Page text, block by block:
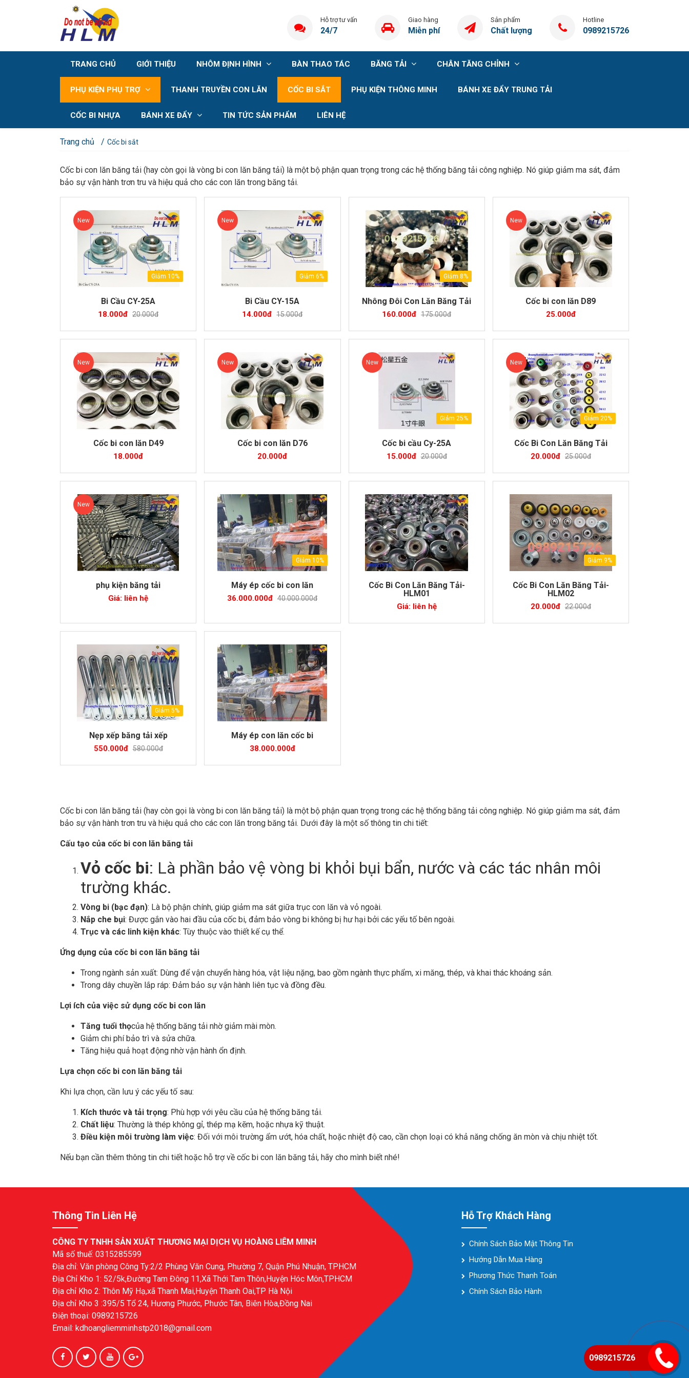
Hỗ trợ tư vấn
24/7
Giao hàng
Miễn phí
Sản phẩm
Chất lượng
Hotline
0989215726
TRANG CHỦ GIỚI THIỆU NHÔM ĐỊNH HÌNH BÀN THAO TÁC BĂNG TẢI CHÂN TĂNG CHỈNH
PHỤ KIỆN PHỤ TRỢ THANH TRUYỀN CON LĂN CỐC BI SẮT PHỤ KIỆN THÔNG MINH BÁNH XE ĐẨY TRUNG TẢI
CỐC BI NHỰA BÁNH XE ĐẨY TIN TỨC SẢN PHẨM LIÊN HỆ
Trang chủ Cốc bi sắt
Cốc bi con lăn băng tải (hay còn gọi là vòng bi con lăn băng tải) là một bộ phận quan trọng trong các hệ thống băng tải công nghiệp. Nó giúp giảm ma sát, đảm
bảo sự vận hành trơn tru và hiệu quả cho các con lăn trong băng tải.
Giảm 10%
New
Bi Cầu CY-25A
18.000đ 20.000đ
Giảm 6%
New
Bi Cầu CY-15A
14.000đ 15.000đ
Giảm 8%
Nhông Đôi Con Lăn Băng Tải
160.000đ 175.000đ
New
Cốc bi con lăn D89
25.000đ
New
Cốc bi con lăn D49
18.000đ
New
Cốc bi con lăn D76
20.000đ
Giảm 25%
New
Cốc bi cầu Cy-25A
15.000đ 20.000đ
Giảm 20%
New
Cốc Bi Con Lăn Băng Tải
20.000đ 25.000đ
New
phụ kiện băng tải
Giá: liên hệ
Giảm 10%
Máy ép cốc bi con lăn
36.000.000đ 40.000.000đ
Cốc Bi Con Lăn Băng Tải-
HLM01
Giá: liên hệ
Giảm 9%
Cốc Bi Con Lăn Băng Tải-
HLM02
20.000đ 22.000đ
Giảm 5%
Nẹp xếp băng tải xếp
550.000đ 580.000đ
Máy ép con lăn cốc bi
38.000.000đ
Cốc bi con lăn băng tải (hay còn gọi là vòng bi con lăn băng tải) là một bộ phận quan trọng trong các hệ thống băng tải công nghiệp. Nó giúp giảm ma sát, đảm
bảo sự vận hành trơn tru và hiệu quả cho các con lăn trong băng tải. Dưới đây là một số thông tin chi tiết:
Cấu tạo của cốc bi con lăn băng tải
Vỏ cốc bi: Là phần bảo vệ vòng bi khỏi bụi bẩn, nước và các tác nhân môi
trường khác.
Vòng bi (bạc đạn): Là bộ phận chính, giúp giảm ma sát giữa trục con lăn và vỏ ngoài.
Nắp che bụi: Được gắn vào hai đầu của cốc bi, đảm bảo vòng bi không bị hư hại bởi các yếu tố bên ngoài.
Trục và các linh kiện khác: Tùy thuộc vào thiết kế cụ thể.
Ứng dụng của cốc bi con lăn băng tải
Trong ngành sản xuất: Dùng để vận chuyển hàng hóa, vật liệu nặng, bao gồm ngành thực phẩm, xi măng, thép, và khai thác khoáng sản.
Trong dây chuyền lắp ráp: Đảm bảo sự vận hành liên tục và đồng đều.
Lợi ích của việc sử dụng cốc bi con lăn
Tăng tuổi thọcủa hệ thống băng tải nhờ giảm mài mòn.
Giảm chi phí bảo trì và sửa chữa.
Tăng hiệu quả hoạt động nhờ vận hành ổn định.
Lựa chọn cốc bi con lăn băng tải
Khi lựa chọn, cần lưu ý các yếu tố sau:
Kích thước và tải trọng: Phù hợp với yêu cầu của hệ thống băng tải.
Chất liệu: Thường là thép không gỉ, thép mạ kẽm, hoặc nhựa kỹ thuật.
Điều kiện môi trường làm việc: Đối với môi trường ẩm ướt, hóa chất, hoặc nhiệt độ cao, cần chọn loại có khả năng chống ăn mòn và chịu nhiệt tốt.
Nếu bạn cần thêm thông tin chi tiết hoặc hỗ trợ về cốc bi con lăn băng tải, hãy cho mình biết nhé!
Thông Tin Liên Hệ
CÔNG TY TNHH SẢN XUẤT THƯƠNG MẠI DỊCH VỤ HOÀNG LIÊM MINH
Mã số thuế: 0315285599
Địa chỉ: Văn phòng Công Ty:2/2 Phùng Văn Cung, Phường 7, Quận Phú Nhuận, TPHCM
Địa Chỉ Kho 1: 52/5k,Đường Tam Đông 11,Xã Thới Tam Thôn,Huyện Hóc Môn,TPHCM
Địa chỉ Kho 2: Thôn Mỹ Hạ,xã Thanh Mai,Huyện Thanh Oai,TP Hà Nội
Địa chỉ Kho 3 :395/5 Tổ 24, Hương Phước, Phước Tân, Biên Hòa,Đồng Nai
Điện thoại: 0989215726
Email: kdhoangliemminhstp2018@gmail.com
Hỗ Trợ Khách Hàng
Chính Sách Bảo Mật Thông Tin
Hướng Dẫn Mua Hàng
Phương Thức Thanh Toán
Chính Sách Bảo Hành
0989215726